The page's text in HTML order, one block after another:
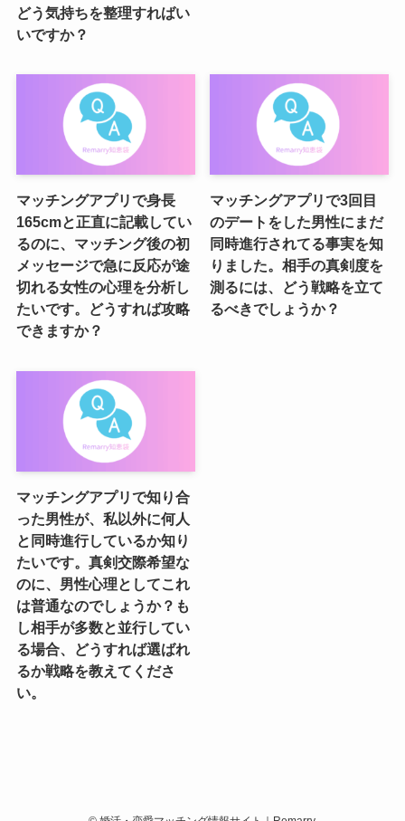
どう気持ちを整理すればい
いですか？
マッチングアプリで身長
165cmと正直に記載してい
るのに、マッチング後の初
メッセージで急に反応が途
切れる女性の心理を分析し
たいです。どうすれば攻略
できますか？
マッチングアプリで3回目
のデートをした男性にまだ
同時進行されてる事実を知
りました。相手の真剣度を
測るには、どう戦略を立て
るべきでしょうか？
マッチングアプリで知り合
った男性が、私以外に何人
と同時進行しているか知り
たいです。真剣交際希望な
のに、男性心理としてこれ
は普通なのでしょうか？も
し相手が多数と並行してい
る場合、どうすれば選ばれ
るか戦略を教えてくださ
い。